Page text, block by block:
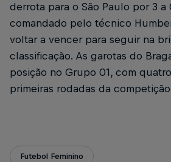
derrota para o São Paulo por 3 a
comandado pelo técnico
voltar a vencer para seguir na
classificação. As garotas do
posição no Grupo 01, com
primeiras rodadas da
Futebol Feminino